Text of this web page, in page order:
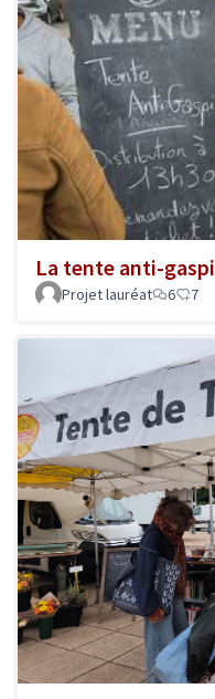
La tente anti-gaspi
Projet lauréat 6 7